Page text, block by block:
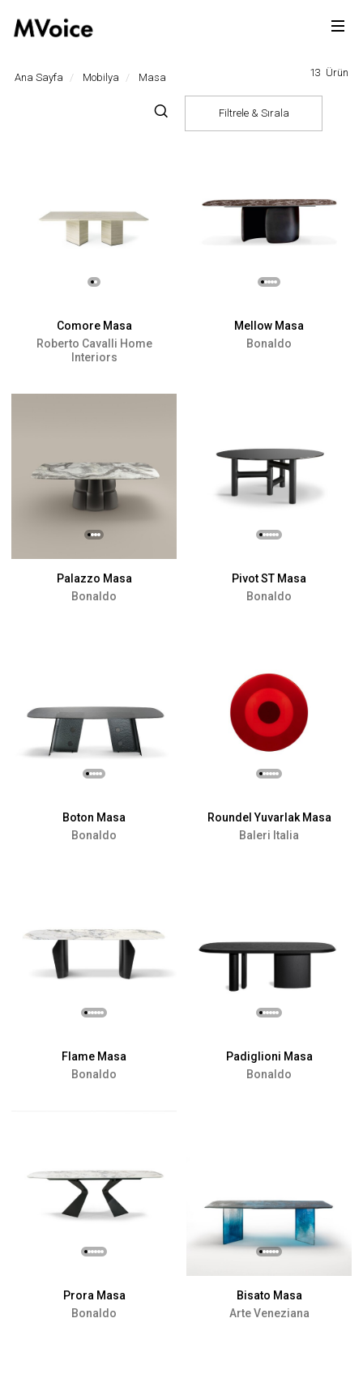
Ana Sayfa Mobilya Masa
Filtrele & Sırala
13 Ürün
Comore Masa
Roberto Cavalli Home
Interiors
Mellow Masa
Bonaldo
Palazzo Masa
Bonaldo
Pivot ST Masa
Bonaldo
Boton Masa
Bonaldo
Roundel Yuvarlak Masa
Baleri Italia
Flame Masa
Bonaldo
Padiglioni Masa
Bonaldo
Prora Masa
Bonaldo
Bisato Masa
Arte Veneziana